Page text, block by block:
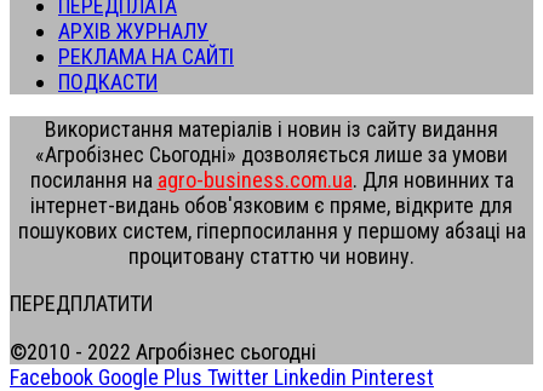
АРХІВ ЖУРНАЛУ
РЕКЛАМА НА САЙТІ
ПОДКАСТИ
Використання матеріалів і новин із сайту видання
«Агробізнес Сьогодні» дозволяється лише за умови
посилання на agro-business.com.ua. Для новинних та
інтернет-видань обов'язковим є пряме, відкрите для
пошукових систем, гіперпосилання у першому абзаці на
процитовану статтю чи новину.
ПЕРЕДПЛАТИТИ
©2010 - 2022 Агробізнес сьогодні
Facebook Google Plus Twitter Linkedin Pinterest